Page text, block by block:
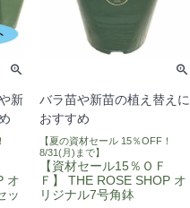
新
オ
ッ
バラ苗や新苗の植え替えに
おすすめ
【夏の資材セール 15％OFF！
8/31(月)まで】
【資材セール15％ＯＦ
Ｆ】 THE ROSE SHOP オ
リジナル7号角鉢